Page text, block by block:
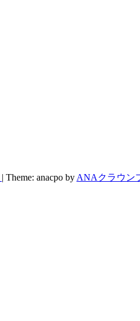
| Theme: anacpo by ANAクラウン